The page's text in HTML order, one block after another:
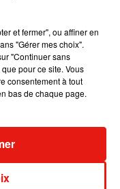
en...
et fermer", ou affiner en
"Gérer mes choix".
"Continuer sans
pour ce site. Vous
consentement à tout
bas de chaque page.